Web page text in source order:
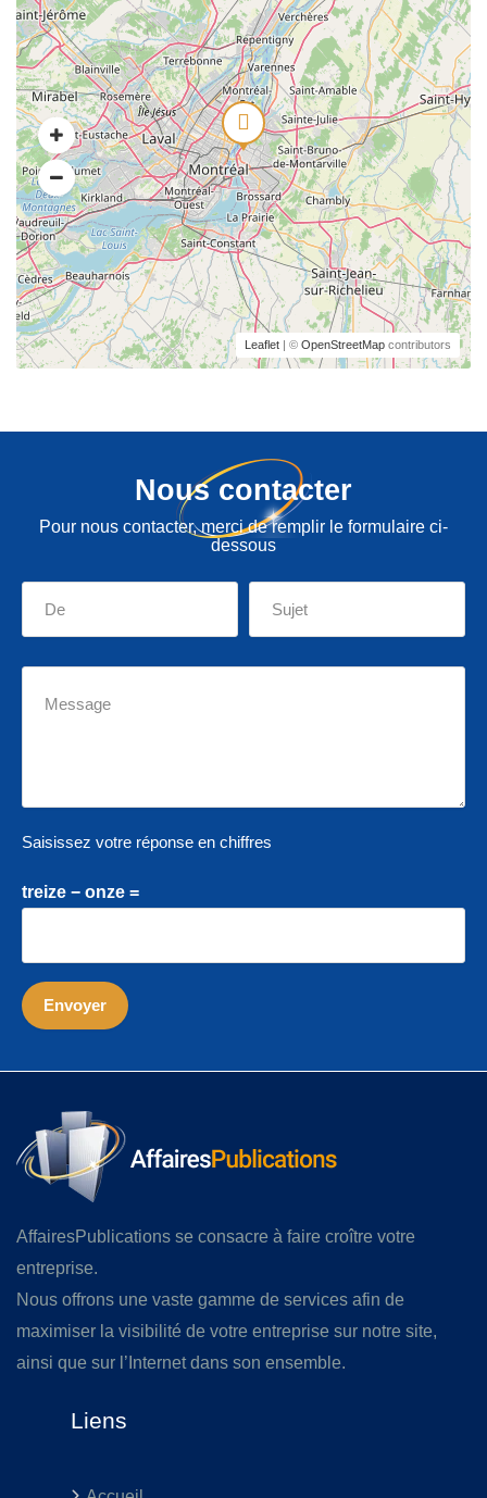
Leaflet | © OpenStreetMap contributors
Nous contacter
Pour nous contacter, merci de remplir le formulaire ci-
dessous
Saisissez votre réponse en chiffres
treize − onze =
AffairesPublications se consacre à faire croître votre
entreprise.
Nous offrons une vaste gamme de services afin de
maximiser la visibilité de votre entreprise sur notre site,
ainsi que sur l’Internet dans son ensemble.
Liens